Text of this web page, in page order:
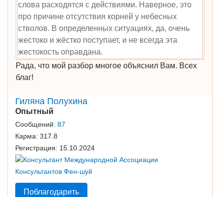
слова расходятся с действиями. Наверное, это
про причине отсутствия корней у небесных
стволов. В определенных ситуациях, да, очень
жестоко и жёстко поступает, и не всегда эта
жестокость оправдана.
Рада, что мой разбор многое объяснил Вам. Всех
благ!
Гиляна Полухина
Опытный
Сообщений: 87
Карма: 317.8
Регистрация: 15.10.2024
Поблагодарить